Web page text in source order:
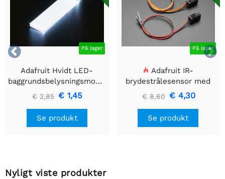

 På lager
Adafruit Hvidt LED-
baggrundsbelysningsmodul
- Lille 12mm x 40mm
€ 2,85 € 1,45
Se produkt
På lager
Adafruit IR-
brydestrålesensor med
premium ledningsstuds -
5 mm LED'er
€ 8,60 € 4,30
Se produkt
Nyligt viste produkter